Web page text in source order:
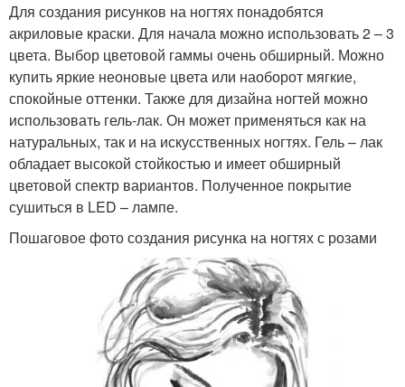
Для создания рисунков на ногтях понадобятся
акриловые краски. Для начала можно использовать 2 – 3
цвета. Выбор цветовой гаммы очень обширный. Можно
купить яркие неоновые цвета или наоборот мягкие,
спокойные оттенки. Также для дизайна ногтей можно
использовать гель-лак. Он может применяться как на
натуральных, так и на искусственных ногтях. Гель – лак
обладает высокой стойкостью и имеет обширный
цветовой спектр вариантов. Полученное покрытие
сушиться в LED – лампе.
Пошаговое фото создания рисунка на ногтях с розами